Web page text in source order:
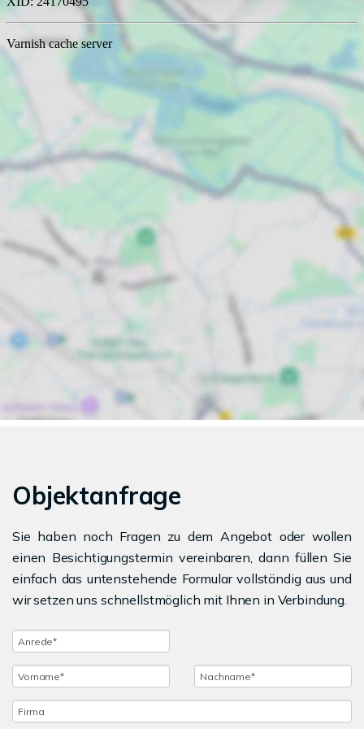
Objektanfrage
Sie haben noch Fragen zu dem Angebot oder wollen
einen Besichtigungstermin vereinbaren, dann füllen Sie
einfach das untenstehende Formular vollständig aus und
wir setzen uns schnellstmöglich mit Ihnen in Verbindung.